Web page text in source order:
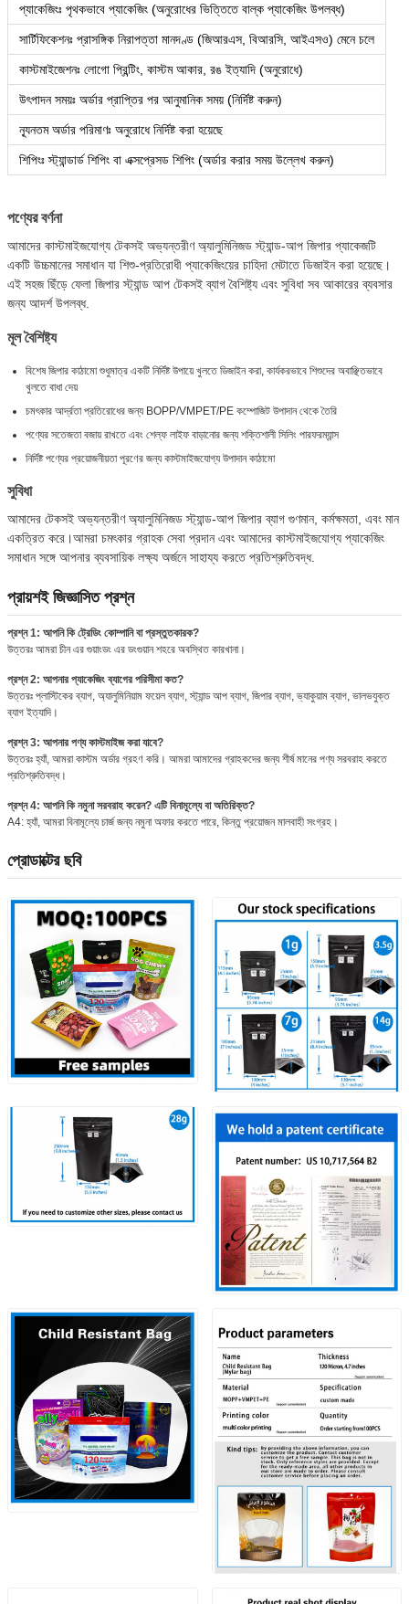
প্যাকেজিংঃ পৃথকভাবে প্যাকেজিং (অনুরোধের ভিত্তিতে বাল্ক প্যাকেজিং উপলব্ধ)
সার্টিফিকেশনঃ প্রাসঙ্গিক নিরাপত্তা মানদণ্ড (জিআরএস, বিআরসি, আইএসও) মেনে চলে
কাস্টমাইজেশনঃ লোগো প্রিন্টিং, কাস্টম আকার, রঙ ইত্যাদি (অনুরোধে)
উৎপাদন সময়ঃ অর্ডার প্রাপ্তির পর আনুমানিক সময় (নির্দিষ্ট করুন)
ন্যূনতম অর্ডার পরিমাণঃ অনুরোধে নির্দিষ্ট করা হয়েছে
শিপিংঃ স্ট্যান্ডার্ড শিপিং বা এক্সপ্রেসড শিপিং (অর্ডার করার সময় উল্লেখ করুন)
পণ্যের বর্ণনা
আমাদের কাস্টমাইজযোগ্য টেকসই অভ্যন্তরীণ অ্যালুমিনিজড স্ট্যান্ড-আপ জিপার প্যাকেজটি
একটি উচ্চমানের সমাধান যা শিশু-প্রতিরোধী প্যাকেজিংয়ের চাহিদা মেটাতে ডিজাইন করা হয়েছে।
এই সহজ ছিঁড়ে ফেলা জিপার স্ট্যান্ড আপ টেকসই ব্যাগ বৈশিষ্ট্য এবং সুবিধা সব আকারের ব্যবসার
জন্য আদর্শ উপলব্ধ.
মূল বৈশিষ্ট্য
বিশেষ জিপার কাঠামো শুধুমাত্র একটি নির্দিষ্ট উপায়ে খুলতে ডিজাইন করা, কার্যকরভাবে শিশুদের অবাঞ্ছিতভাবে
খুলতে বাধা দেয়
চমৎকার আর্দ্রতা প্রতিরোধের জন্য BOPP/VMPET/PE কম্পোজিট উপাদান থেকে তৈরি
পণ্যের সতেজতা বজায় রাখতে এবং শেল্ফ লাইফ বাড়ানোর জন্য শক্তিশালী সিলিং পারফরম্যান্স
নির্দিষ্ট পণ্যের প্রয়োজনীয়তা পূরণের জন্য কাস্টমাইজযোগ্য উপাদান কাঠামো
সুবিধা
আমাদের টেকসই অভ্যন্তরীণ অ্যালুমিনিজড স্ট্যান্ড-আপ জিপার ব্যাগ গুণমান, কর্মক্ষমতা, এবং মান
একত্রিত করে।আমরা চমৎকার গ্রাহক সেবা প্রদান এবং আমাদের কাস্টমাইজযোগ্য প্যাকেজিং
সমাধান সঙ্গে আপনার ব্যবসায়িক লক্ষ্য অর্জনে সাহায্য করতে প্রতিশ্রুতিবদ্ধ.
প্রায়শই জিজ্ঞাসিত প্রশ্ন
প্রশ্ন 1: আপনি কি ট্রেডিং কোম্পানি বা প্রস্তুতকারক?
উত্তরঃ আমরা চীন এর গুয়াংডং এর ডংগুয়ান শহরে অবস্থিত কারখানা।
প্রশ্ন 2: আপনার প্যাকেজিং ব্যাগের পরিসীমা কত?
উত্তরঃ প্লাস্টিকের ব্যাগ, অ্যালুমিনিয়াম ফয়েল ব্যাগ, স্ট্যান্ড আপ ব্যাগ, জিপার ব্যাগ, ভ্যাকুয়াম ব্যাগ, ভালভযুক্ত
ব্যাগ ইত্যাদি।
প্রশ্ন 3: আপনার পণ্য কাস্টমাইজ করা যাবে?
উত্তরঃ হ্যাঁ, আমরা কাস্টম অর্ডার গ্রহণ করি। আমরা আমাদের গ্রাহকদের জন্য শীর্ষ মানের পণ্য সরবরাহ করতে
প্রতিশ্রুতিবদ্ধ।
প্রশ্ন 4: আপনি কি নমুনা সরবরাহ করেন? এটি বিনামূল্যে বা অতিরিক্ত?
A4: হ্যাঁ, আমরা বিনামূল্যে চার্জ জন্য নমুনা অফার করতে পারে, কিন্তু প্রয়োজন মালবাহী সংগ্রহ।
প্রোডাক্টের ছবি